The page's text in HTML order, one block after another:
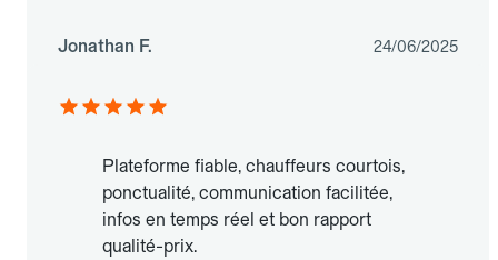
Jonathan F. 24/06/2025
Plateforme fiable, chauffeurs courtois,
ponctualité, communication facilitée,
infos en temps réel et bon rapport
qualité-prix.